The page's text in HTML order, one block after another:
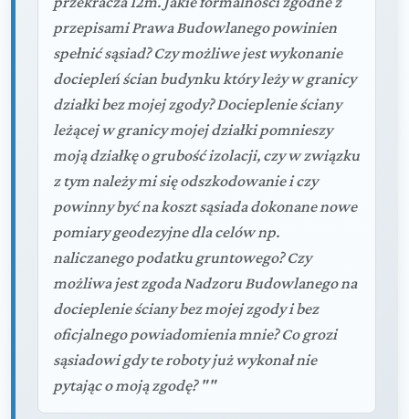
przepisami Prawa Budowlanego powinien
spełnić sąsiad? Czy możliwe jest wykonanie
dociepleń ścian budynku który leży w granicy
działki bez mojej zgody? Docieplenie ściany
leżącej w granicy mojej działki pomnieszy
moją działkę o grubość izolacji, czy w związku
z tym należy mi się odszkodowanie i czy
powinny być na koszt sąsiada dokonane nowe
pomiary geodezyjne dla celów np.
naliczanego podatku gruntowego? Czy
możliwa jest zgoda Nadzoru Budowlanego na
docieplenie ściany bez mojej zgody i bez
oficjalnego powiadomienia mnie? Co grozi
sąsiadowi gdy te roboty już wykonał nie
pytając o moją zgodę? ""